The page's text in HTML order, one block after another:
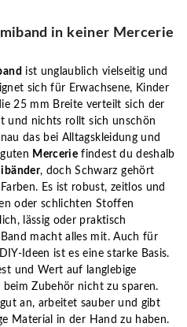
in keiner Mercerie
ist unglaublich vielseitig und
sich für Erwachsene, Kinder
25 mm Breite verteilt sich der
und nichts rollt sich unschön
das bei Alltagskleidung und
Mercerie findest du deshalb
, doch Schwarz gehört
Es ist robust, zeitlos und
oder schlichten Stoffen
lässig oder praktisch
macht alles mit. Auch für
Ideen ist es eine starke Basis.
und Wert auf langlebige
beim Zubehör nicht zu sparen.
an, arbeitet sauber und gibt
Material in der Hand zu haben.